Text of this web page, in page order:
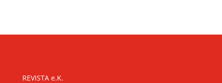
REVISTA e.K.